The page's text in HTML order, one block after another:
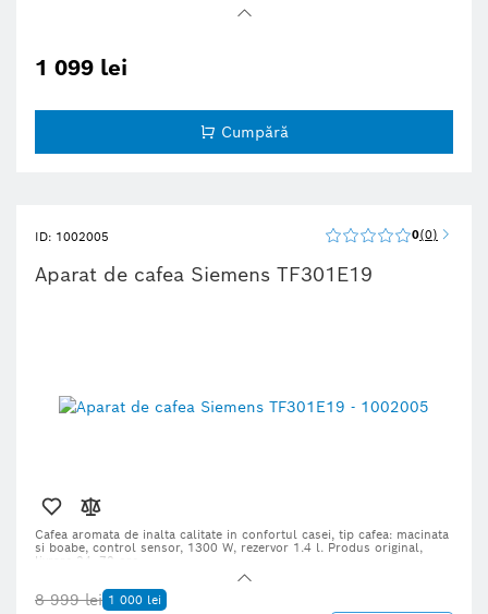
1 099 lei
Cumpără
ID: 1002005 0 0
Aparat de cafea Siemens TF301E19
Cafea aromata de inalta calitate in confortul casei, tip cafea: macinata
si boabe, control sensor, 1300 W, rezervor 1.4 l. Produs original,
livrare 24–72 ore.
8 999 lei 1 000 lei